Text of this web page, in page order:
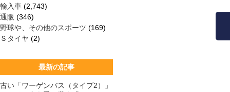
輸入車 (2,743)
通販 (346)
野球や、その他のスポーツ (169)
Ｓタイヤ (2)
最新の記事
古い「ワーゲンバス（タイプ2）」